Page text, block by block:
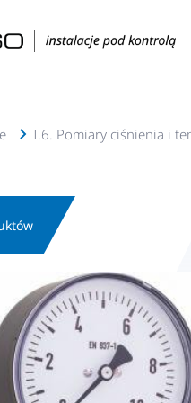
I.6. Pomiary ciśnienia i